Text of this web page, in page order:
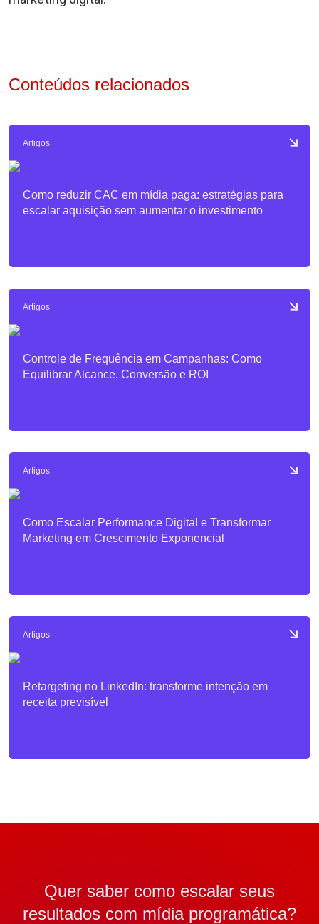
Conteúdos relacionados
Artigos
Como reduzir CAC em mídia paga: estratégias para
escalar aquisição sem aumentar o investimento
Artigos
Controle de Frequência em Campanhas: Como
Equilibrar Alcance, Conversão e ROI
Artigos
Como Escalar Performance Digital e Transformar
Marketing em Crescimento Exponencial
Artigos
Retargeting no LinkedIn: transforme intenção em
receita previsível
Quer saber como escalar seus
resultados com mídia programática?